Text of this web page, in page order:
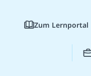
Zum Lernportal